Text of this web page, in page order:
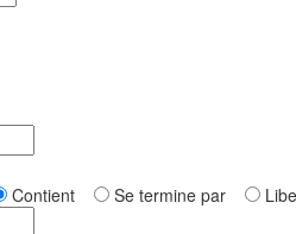
Contient Se termine par